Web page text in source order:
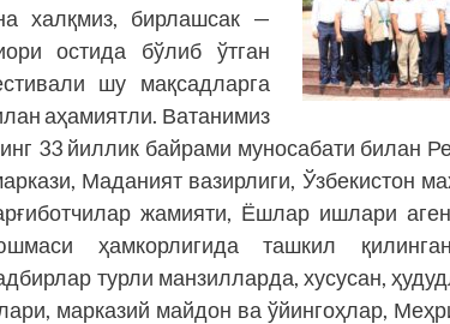
халқмиз, бирлашсак —
остида бўлиб ўтган
шу мақсадларга
аҳамиятли. Ватанимиз
33 йиллик байрами муносабати билан
Маданият вазирлиги, Ўзбекистон
жамияти, Ёшлар ишлари
ҳамкорлигида ташкил
турли манзилларда, хусусан,
марказий майдон ва ўйингоҳлар,